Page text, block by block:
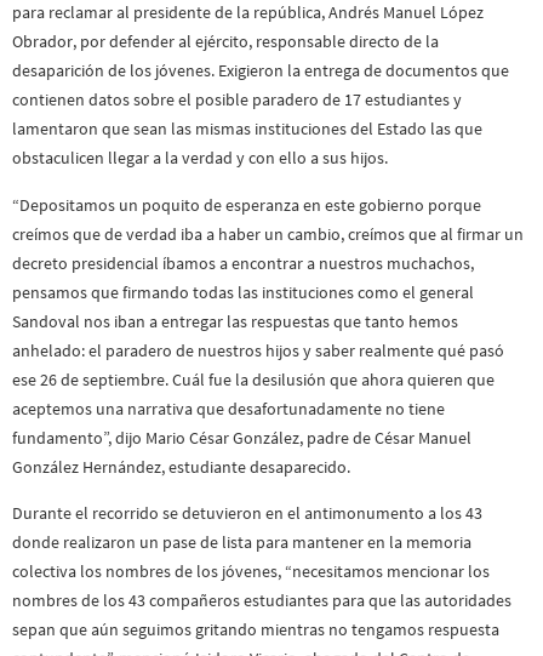
para reclamar al presidente de la república, Andrés Manuel López
Obrador, por defender al ejército, responsable directo de la
desaparición de los jóvenes. Exigieron la entrega de documentos que
contienen datos sobre el posible paradero de 17 estudiantes y
lamentaron que sean las mismas instituciones del Estado las que
obstaculicen llegar a la verdad y con ello a sus hijos.
“Depositamos un poquito de esperanza en este gobierno porque
creímos que de verdad iba a haber un cambio, creímos que al firmar un
decreto presidencial íbamos a encontrar a nuestros muchachos,
pensamos que firmando todas las instituciones como el general
Sandoval nos iban a entregar las respuestas que tanto hemos
anhelado: el paradero de nuestros hijos y saber realmente qué pasó
ese 26 de septiembre. Cuál fue la desilusión que ahora quieren que
aceptemos una narrativa que desafortunadamente no tiene
fundamento”, dijo Mario César González, padre de César Manuel
González Hernández, estudiante desaparecido.
Durante el recorrido se detuvieron en el antimonumento a los 43
donde realizaron un pase de lista para mantener en la memoria
colectiva los nombres de los jóvenes, “necesitamos mencionar los
nombres de los 43 compañeros estudiantes para que las autoridades
sepan que aún seguimos gritando mientras no tengamos respuesta